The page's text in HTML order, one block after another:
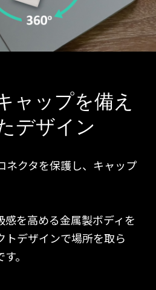
ャップを備え
デザイン
ネクタを保護し、キャップ
感を高める金属製ボディを
トデザインで場所を取ら
。